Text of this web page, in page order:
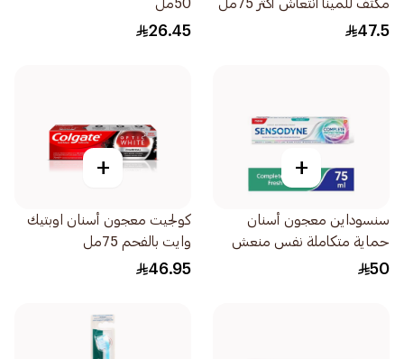
مكثف للمينا انتعاش أكثر 75مل
47.5
50مل
26.45
+
سنسوداين معجون أسنان
حماية متكاملة نفس منعش
75مل
50
+
كولجيت معجون أسنان اوبتيك
وايت بالفحم 75مل
46.95